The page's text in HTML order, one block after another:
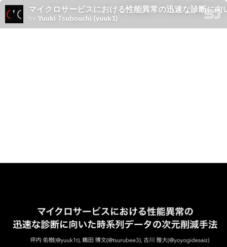
マイクロサービスにおける性能異常の迅速な診断に
byYuuki Tsubouchi (yuuk1)